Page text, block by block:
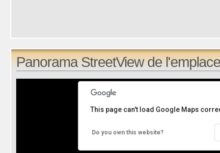
Panorama StreetView de
This page can't load Google Maps
Do you own this website?